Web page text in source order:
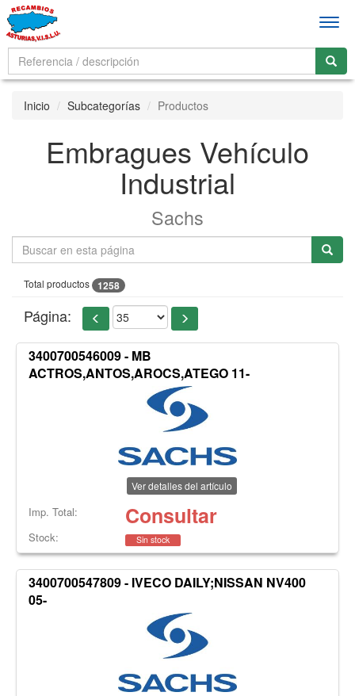
Inicio Subcategorías Productos
Embragues Vehículo
Industrial
Sachs
Total productos 1258
Página:
3400700546009 - MB
ACTROS,ANTOS,AROCS,ATEGO 11-
Ver detalles del artículo
Imp. Total: Consultar
Stock: Sin stock
3400700547809 - IVECO DAILY;NISSAN NV400
05-